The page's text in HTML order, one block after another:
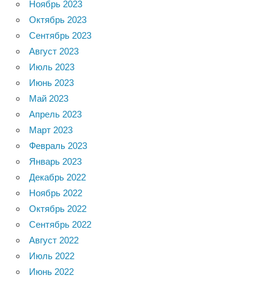
Ноябрь 2023
Октябрь 2023
Сентябрь 2023
Август 2023
Июль 2023
Июнь 2023
Май 2023
Апрель 2023
Март 2023
Февраль 2023
Январь 2023
Декабрь 2022
Ноябрь 2022
Октябрь 2022
Сентябрь 2022
Август 2022
Июль 2022
Июнь 2022